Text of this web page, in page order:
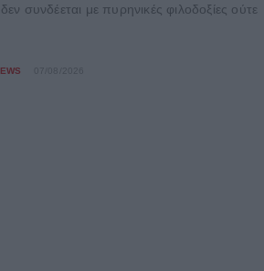
συνδέεται με πυρηνικές φιλοδοξίες ούτε